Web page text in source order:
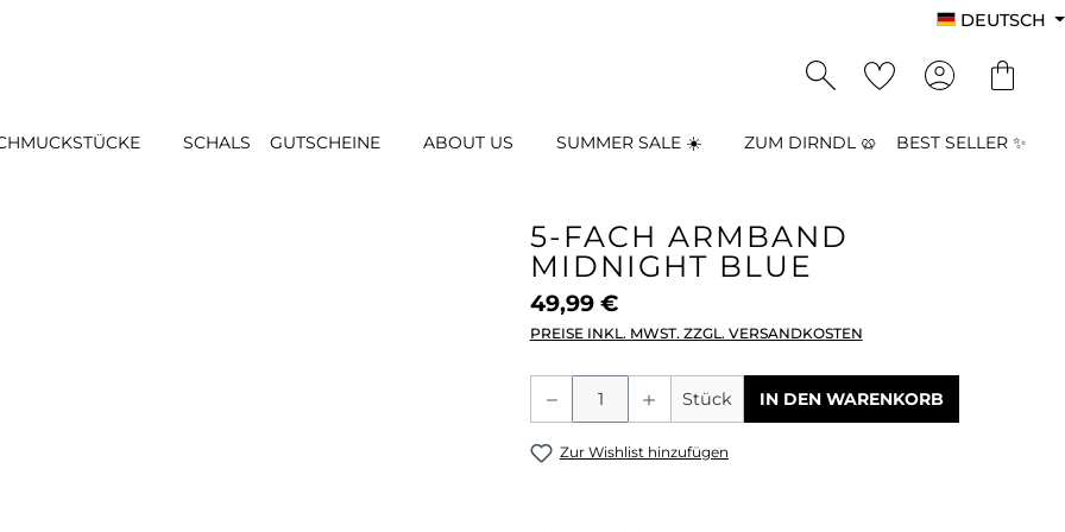
DEUTSCH
SCHALS GUTSCHEINE ABOUT US SUMMER SALE ☀️ ZUM DIRNDL 🥨 BEST SELLER ✨
5-FACH ARMBAND
MIDNIGHT BLUE
49,99 €
PREISE INKL. MWST. ZZGL. VERSANDKOSTEN
Produkt Anzahl: Gib den
Stück IN DEN WARENKORB
Zur Wishlist hinzufügen